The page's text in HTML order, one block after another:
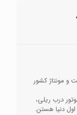
100% ساخت و مونتاژ کشور
درب ریلی،
دنیا هستن.